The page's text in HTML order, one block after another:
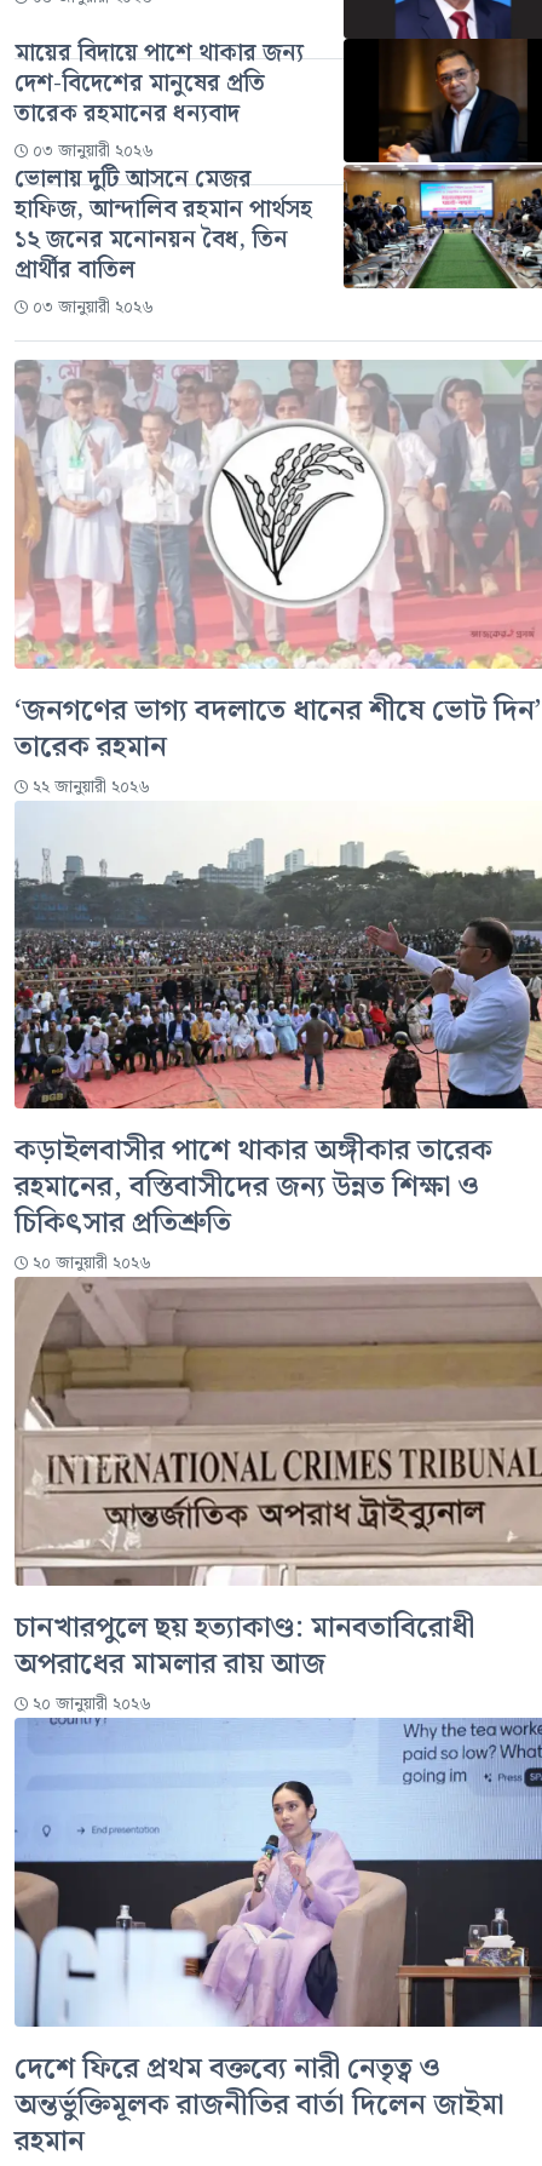
মায়ের বিদায়ে পাশে থাকার জন্য
দেশ-বিদেশের মানুষের প্রতি
তারেক রহমানের ধন্যবাদ
০৩ জানুয়ারী ২০২৬
ভোলায় দুটি আসনে মেজর
হাফিজ, আন্দালিব রহমান পার্থসহ
১২ জনের মনোনয়ন বৈধ, তিন
প্রার্থীর বাতিল
০৩ জানুয়ারী ২০২৬
‘জনগণের ভাগ্য বদলাতে ধানের শীষে ভোট
তারেক রহমান
২২ জানুয়ারী ২০২৬
কড়াইলবাসীর পাশে থাকার অঙ্গীকার তারেক
রহমানের, বস্তিবাসীদের জন্য উন্নত শিক্ষা ও
চিকিৎসার প্রতিশ্রুতি
২০ জানুয়ারী ২০২৬
চানখারপুলে ছয় হত্যাকাণ্ড: মানবতাবিরোধী
অপরাধের মামলার রায় আজ
২০ জানুয়ারী ২০২৬
দেশে ফিরে প্রথম বক্তব্যে নারী নেতৃত্ব ও
অন্তর্ভুক্তিমূলক রাজনীতির বার্তা দিলেন জাইমা
রহমান